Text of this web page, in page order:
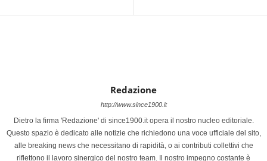
Redazione
http://www.since1900.it
Dietro la firma 'Redazione' di since1900.it opera il nostro nucleo editoriale.
Questo spazio è dedicato alle notizie che richiedono una voce ufficiale del sito,
alle breaking news che necessitano di rapidità, o ai contributi collettivi che
riflettono il lavoro sinergico del nostro team. Il nostro impegno costante è